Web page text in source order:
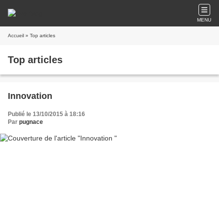
MENU
Accueil » Top articles
Top articles
Innovation
Publié le 13/10/2015 à 18:16
Par pugnace